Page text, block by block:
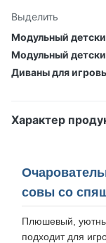
Выделить
Модульный
Модульный
Диваны для
Характер
совы со
Плюшевый,
подходит для